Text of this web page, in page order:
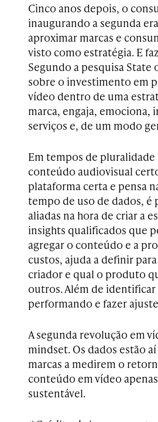
Cinco anos depois, o
inaugurando a segunda
aproximar marcas e
visto como estratégia. E
Segundo a pesquisa State
sobre o investimento em
vídeo dentro de uma
marca, engaja,
serviços e, de um modo
Em tempos de
conteúdo audiovisual
plataforma certa e pensa
tempo de uso de dados, é
aliadas na hora de criar a
insights qualificados que
agregar o conteúdo e a
custos, ajuda a definir
criador e qual o produto
outros. Além de
performando e fazer
A segunda revolução em
mindset. Os dados estão
marcas a medirem o
conteúdo em vídeo
sustentável.